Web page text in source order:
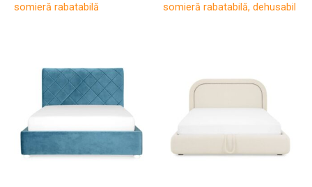
somieră rabatabilă
somieră rabatabilă, dehusabil